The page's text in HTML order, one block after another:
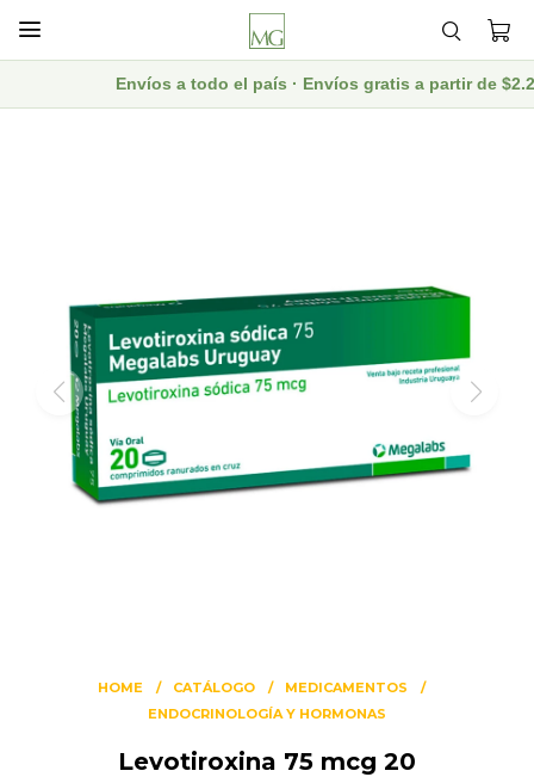

Envíos a todo el país · Envíos gratis a partir de
HOME CATÁLOGO
MEDICAMENTOS
ENDOCRINOLOGÍA Y HORMONAS
Levotiroxina 75 mcg 20